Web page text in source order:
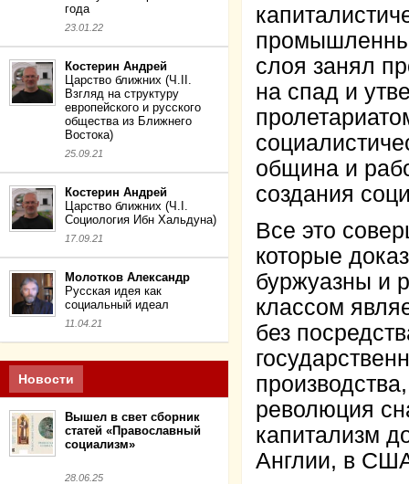
года
23.01.22
Костерин Андрей
Царство ближних (Ч.II.
Взгляд на структуру
европейского и русского
общества из Ближнего
Востока)
25.09.21
Костерин Андрей
Царство ближних (Ч.I.
Социология Ибн Хальдуна)
17.09.21
Молотков Александр
Русская идея как
социальный идеал
11.04.21
Новости
Вышел в свет сборник
статей «Православный
социализм»
28.06.25
слоя занял
на спад и
община и
создания
Все это
которые
буржуазны и
классом
без
революция
капитализм
Англии, в